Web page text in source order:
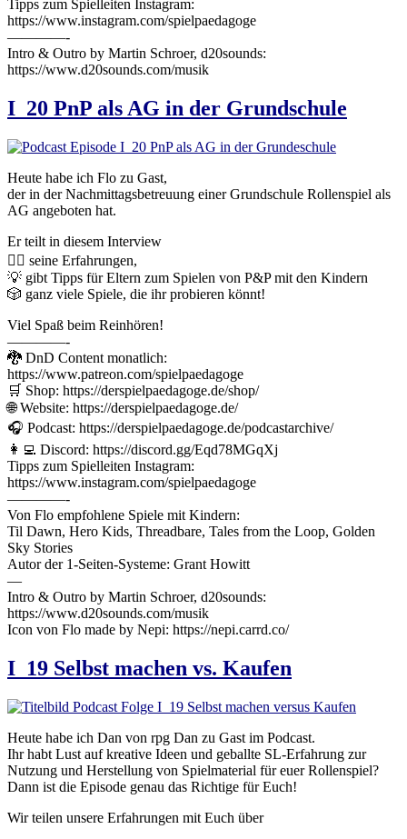
Tipps zum Spielleiten Instagram:
https://www.instagram.com/spielpaedagoge
————-
Intro & Outro by Martin Schroer, d20sounds:
https://www.d20sounds.com/musik
I_20 PnP als AG in der Grundschule
Heute habe ich Flo zu Gast,
der in der Nachmittagsbetreuung einer Grundschule Rollenspiel als
AG angeboten hat.
Er teilt in diesem Interview
🧙‍♀️ seine Erfahrungen,
💡 gibt Tipps für Eltern zum Spielen von P&P mit den Kindern
🎲 ganz viele Spiele, die ihr probieren könnt!
Viel Spaß beim Reinhören!
————-
🐉 DnD Content monatlich:
https://www.patreon.com/spielpaedagoge
🛒 Shop: https://derspielpaedagoge.de/shop/
🌐 Website: https://derspielpaedagoge.de/
🎧 Podcast: https://derspielpaedagoge.de/podcastarchive/
👩‍💻 Discord: https://discord.gg/Eqd78MGqXj
Tipps zum Spielleiten Instagram:
https://www.instagram.com/spielpaedagoge
————-
Von Flo empfohlene Spiele mit Kindern:
Til Dawn, Hero Kids, Threadbare, Tales from the Loop, Golden
Sky Stories
Autor der 1-Seiten-Systeme: Grant Howitt
—
Intro & Outro by Martin Schroer, d20sounds:
https://www.d20sounds.com/musik
Icon von Flo made by Nepi: https://nepi.carrd.co/
I_19 Selbst machen vs. Kaufen
Heute habe ich Dan von rpg Dan zu Gast im Podcast.
Ihr habt Lust auf kreative Ideen und geballte SL-Erfahrung zur
Nutzung und Herstellung von Spielmaterial für euer Rollenspiel?
Dann ist die Episode genau das Richtige für Euch!
Wir teilen unsere Erfahrungen mit Euch über